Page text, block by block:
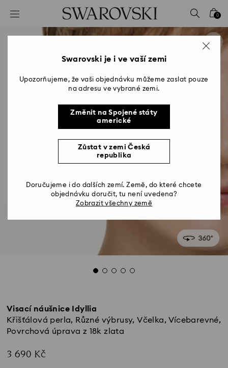
Seznam přístupových kódů
0 – Záhlaví
0
Visací náušnice Idyllia
Křišťálová perla, Různé výbrusy, Včelka, Vícebarevné,
Povrchová úprava z 18k zlata
3 690 Kč
Swarovski je i ve vaší zemi
Upozorňujeme, že vaši objednávku můžeme zaslat pouze
na adresu ve vybrané zemi.
Změnit na Spojené státy
americké
Zůstat v zemi Česká
republika
Doručujeme i do dalších zemí. Země, do které chcete
objednávku doručit, tu není uvedena?
Zobrazit všechny země